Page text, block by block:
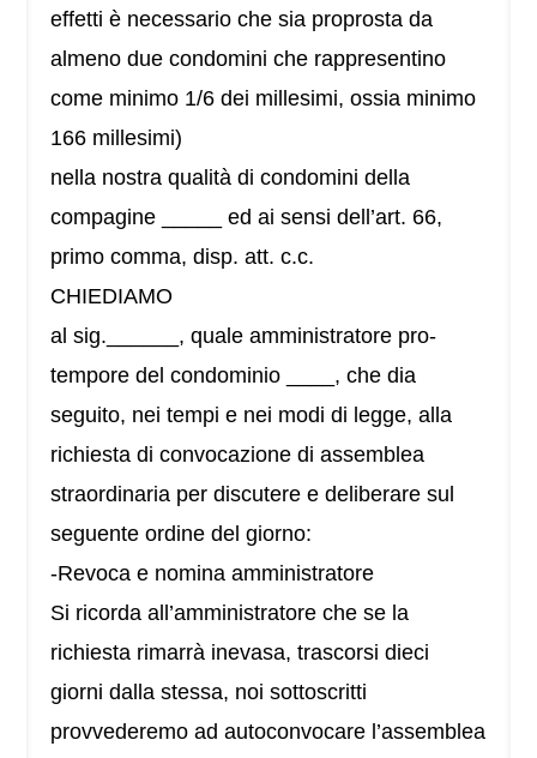
effetti è necessario che sia proprosta da
almeno due condomini che rappresentino
come minimo 1/6 dei millesimi, ossia minimo
166 millesimi)
nella nostra qualità di condomini della
compagine _____ ed ai sensi dell’art. 66,
primo comma, disp. att. c.c.
CHIEDIAMO
al sig.______, quale amministratore pro-
tempore del condominio ____, che dia
seguito, nei tempi e nei modi di legge, alla
richiesta di convocazione di assemblea
straordinaria per discutere e deliberare sul
seguente ordine del giorno:
-Revoca e nomina amministratore
Si ricorda all’amministratore che se la
richiesta rimarrà inevasa, trascorsi dieci
giorni dalla stessa, noi sottoscritti
provvederemo ad autoconvocare l’assemblea